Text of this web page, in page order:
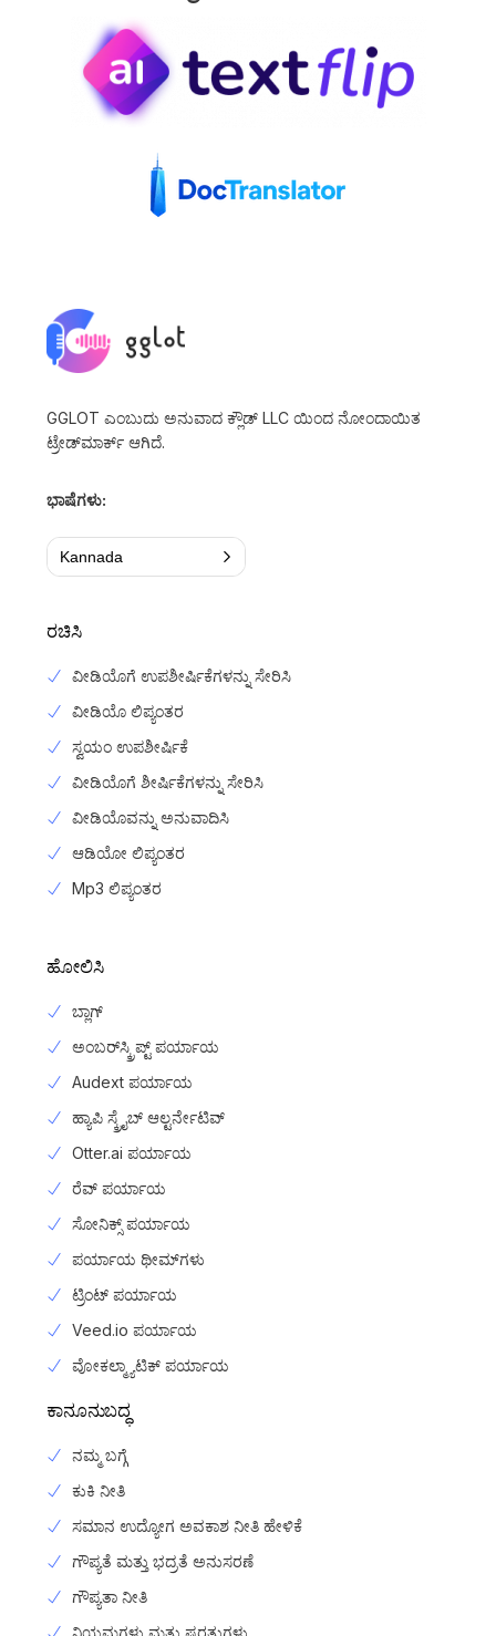
GGLOT ಎಂಬುದು ಅನುವಾದ ಕ್ಲೌಡ್ LLC ಯಿಂದ ನೋಂದಾಯಿತ
ಟ್ರೇಡ್‌ಮಾರ್ಕ್ ಆಗಿದೆ.
ಭಾಷೆಗಳು:
Kannada
ರಚಿಸಿ
ವೀಡಿಯೊಗೆ ಉಪಶೀರ್ಷಿಕೆಗಳನ್ನು ಸೇರಿಸಿ
ವೀಡಿಯೊ ಲಿಪ್ಯಂತರ
ಸ್ವಯಂ ಉಪಶೀರ್ಷಿಕೆ
ವೀಡಿಯೊಗೆ ಶೀರ್ಷಿಕೆಗಳನ್ನು ಸೇರಿಸಿ
ವೀಡಿಯೊವನ್ನು ಅನುವಾದಿಸಿ
ಆಡಿಯೋ ಲಿಪ್ಯಂತರ
Mp3 ಲಿಪ್ಯಂತರ
ಹೋಲಿಸಿ
ಬ್ಲಾಗ್
ಅಂಬರ್‌ಸ್ಕ್ರಿಪ್ಟ್ ಪರ್ಯಾಯ
Audext ಪರ್ಯಾಯ
ಹ್ಯಾಪಿ ಸ್ಕ್ರೈಬ್ ಆಲ್ಟರ್ನೇಟಿವ್
Otter.ai ಪರ್ಯಾಯ
ರೆವ್ ಪರ್ಯಾಯ
ಸೋನಿಕ್ಸ್ ಪರ್ಯಾಯ
ಪರ್ಯಾಯ ಥೀಮ್‌ಗಳು
ಟ್ರಿಂಟ್ ಪರ್ಯಾಯ
Veed.io ಪರ್ಯಾಯ
ವೋಕಲ್ಮ್ಯಾಟಿಕ್ ಪರ್ಯಾಯ
ಕಾನೂನುಬದ್ಧ
ನಮ್ಮ ಬಗ್ಗೆ
ಕುಕಿ ನೀತಿ
ಸಮಾನ ಉದ್ಯೋಗ ಅವಕಾಶ ನೀತಿ ಹೇಳಿಕೆ
ಗೌಪ್ಯತೆ ಮತ್ತು ಭದ್ರತೆ ಅನುಸರಣೆ
ಗೌಪ್ಯತಾ ನೀತಿ
ನಿಯಮಗಳು ಮತ್ತು ಷರತ್ತುಗಳು